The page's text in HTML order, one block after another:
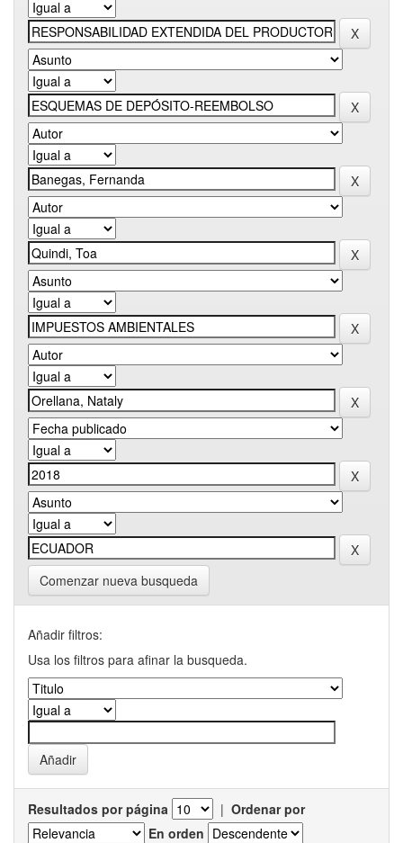
Comenzar nueva busqueda
Añadir filtros:
Usa los filtros para afinar la busqueda.
Resultados por página | Ordenar por
En orden